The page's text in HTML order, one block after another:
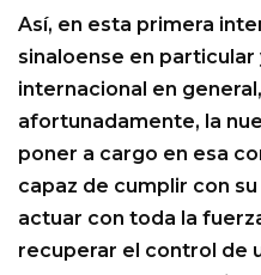
Así, en esta primera
sinaloense en particular
internacional en
afortunadamente, la
poner a cargo en esa
capaz de cumplir con
actuar con toda la
recuperar el control de